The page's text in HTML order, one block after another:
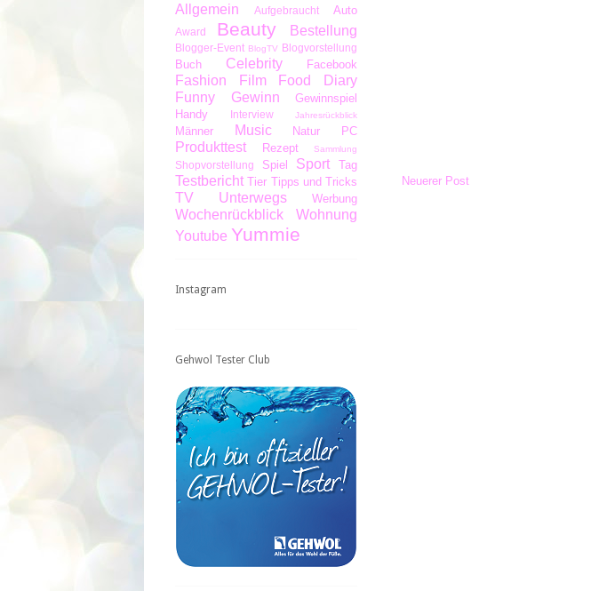
Neuerer Post
Allgemein Aufgebraucht Auto
Award Beauty Bestellung
Blogger-Event BlogTV Blogvorstellung
Buch Celebrity Facebook
Fashion Film
Food Diary
Funny
Gewinn
Gewinnspiel
Handy
Interview Jahresrückblick
Männer Music Natur PC
Produkttest Rezept Sammlung
Shopvorstellung Spiel Sport Tag
Testbericht Tier Tipps und Tricks
TV Unterwegs Werbung
Wochenrückblick
Wohnung
Youtube Yummie
Instagram
Gehwol Tester Club